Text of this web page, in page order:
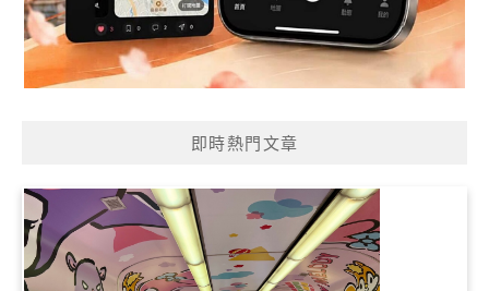
即時熱門文章